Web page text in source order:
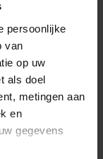
persoonlijke
van
op uw
als doel
metingen aan
en
gegevens